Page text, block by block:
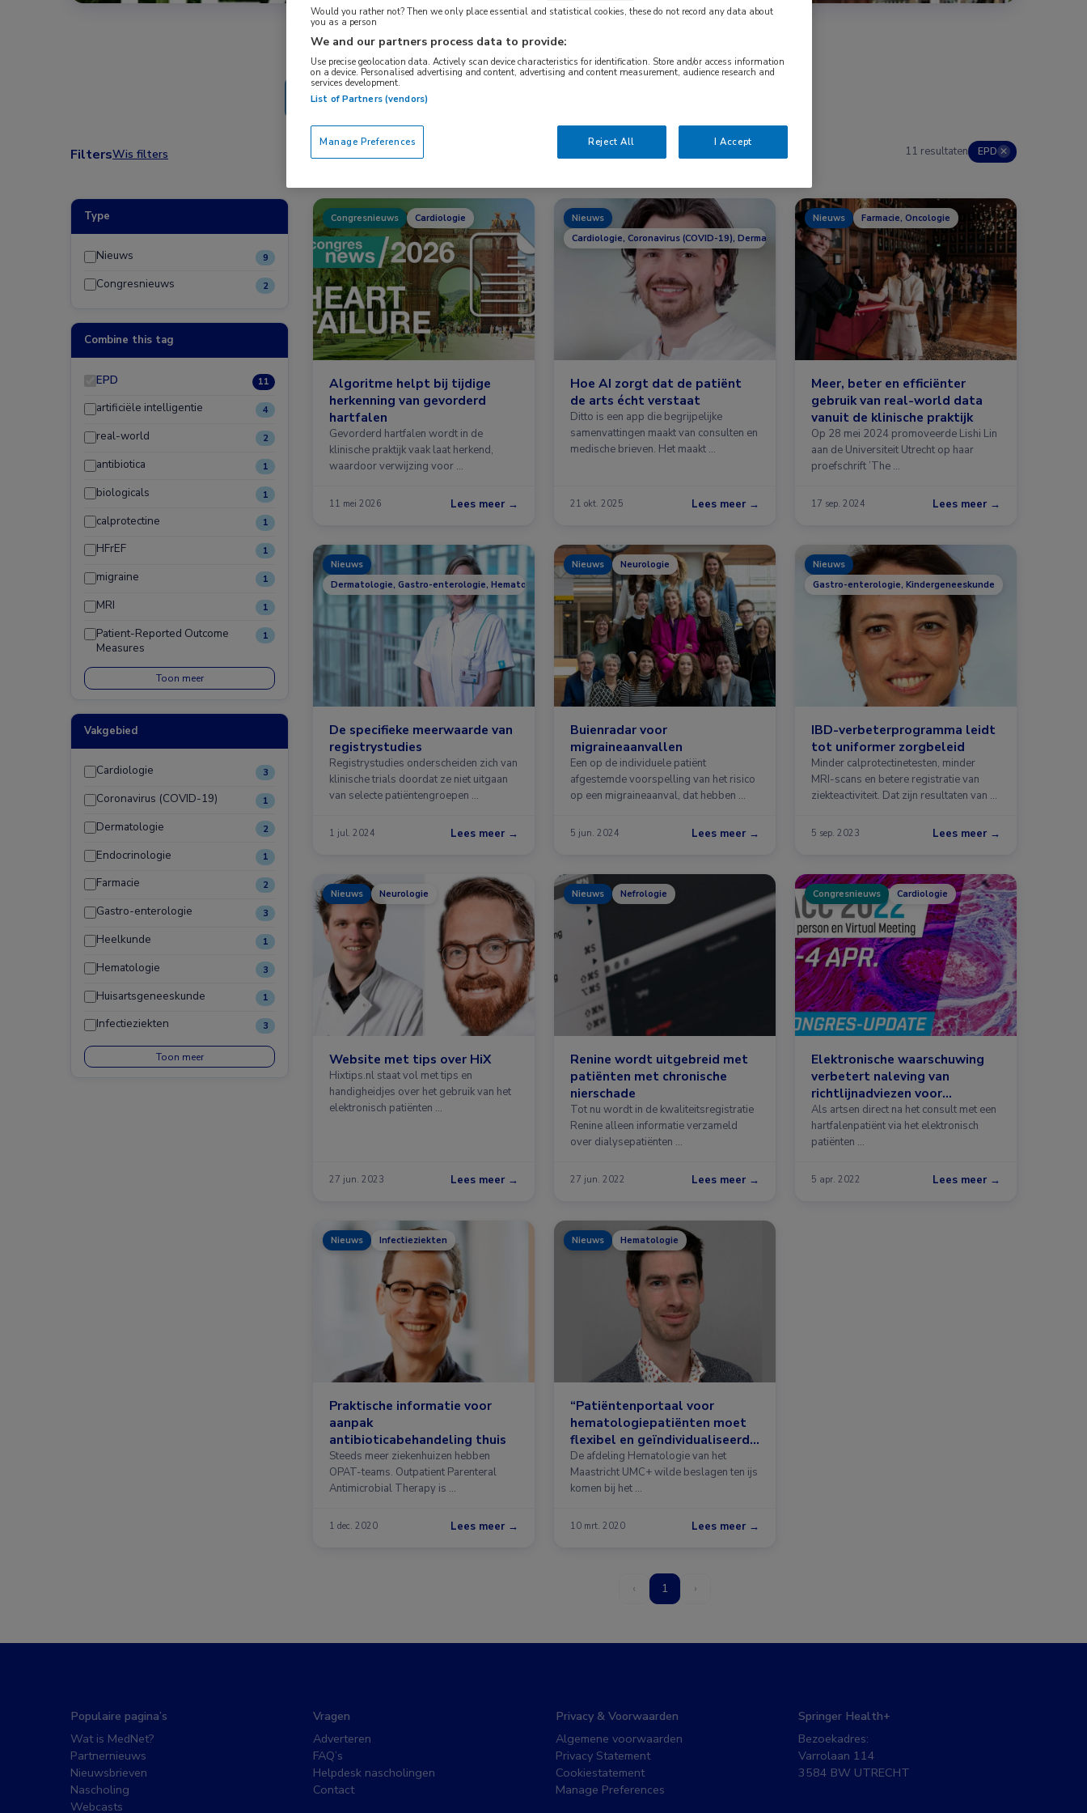
Nascholing
FiltersWis filters 11 resultaten EPD ✕
Type
Nieuws 9
Congresnieuws 2
Combine this tag
EPD 11
artificiële intelligentie 4
real-world 2
antibiotica 1
biologicals 1
calprotectine 1
HFrEF 1
migraine 1
MRI 1
Patient-Reported Outcome
Measures
1
Toon meer
Vakgebied
Cardiologie 3
Coronavirus (COVID-19) 1
Dermatologie 2
Endocrinologie 1
Farmacie 2
Gastro-enterologie 3
Heelkunde 1
Hematologie 3
Huisartsgeneeskunde 1
Infectieziekten 3
Toon meer
Congresnieuws Cardiologie
Algoritme helpt bij tijdige
herkenning van gevorderd
hartfalen
Gevorderd hartfalen wordt in de
klinische praktijk vaak laat herkend,
waardoor verwijzing voor …
11 mei 2026 Lees meer →
Nieuws
Cardiologie, Coronavirus (COVID-19), Dermatologie, Endocrinologie, Farmacie, Gastro-enterologie, Heelkunde,
Hoe AI zorgt dat de patiënt
de arts écht verstaat
Ditto is een app die begrijpelijke
samenvattingen maakt van consulten en
medische brieven. Het maakt …
21 okt. 2025 Lees meer →
Nieuws Farmacie, Oncologie
Meer, beter en efficiënter
gebruik van real-world data
vanuit de klinische praktijk
Op 28 mei 2024 promoveerde Lishi Lin
aan de Universiteit Utrecht op haar
proefschrift ’The …
17 sep. 2024 Lees meer →
Nieuws
Dermatologie, Gastro-enterologie, Hematologie, Infectieziekten, Longziekten, Nefrologie, Neurologie, Oncologie, Oogheelkunde, Reumatologie
De specifieke meerwaarde van
registrystudies
Registrystudies onderscheiden zich van
klinische trials doordat ze niet uitgaan
van selecte patiëntengroepen …
1 jul. 2024 Lees meer →
Nieuws Neurologie
Buienradar voor
migraineaanvallen
Een op de individuele patiënt
afgestemde voorspelling van het risico
op een migraineaanval, dat hebben …
5 jun. 2024 Lees meer →
Nieuws
Gastro-enterologie, Kindergeneeskunde
IBD-verbeterprogramma leidt
tot uniformer zorgbeleid
Minder calprotectinetesten, minder
MRI-scans en betere registratie van
ziekteactiviteit. Dat zijn resultaten van …
5 sep. 2023 Lees meer →
Nieuws Neurologie
Website met tips over HiX
Hixtips.nl staat vol met tips en
handigheidjes over het gebruik van het
elektronisch patiënten …
27 jun. 2023 Lees meer →
Nieuws Nefrologie
Renine wordt uitgebreid met
patiënten met chronische
nierschade
Tot nu wordt in de kwaliteitsregistratie
Renine alleen informatie verzameld
over dialysepatiënten …
27 jun. 2022 Lees meer →
Congresnieuws Cardiologie
Elektronische waarschuwing
verbetert naleving van
richtlijnadviezen voor
hartfalen
Als artsen direct na het consult met een
hartfalenpatiënt via het elektronisch
patiënten …
5 apr. 2022 Lees meer →
Nieuws Infectieziekten
Praktische informatie voor
aanpak
antibioticabehandeling thuis
Steeds meer ziekenhuizen hebben
OPAT-teams. Outpatient Parenteral
Antimicrobial Therapy is …
1 dec. 2020 Lees meer →
Nieuws Hematologie
“Patiëntenportaal voor
hematologiepatiënten moet
flexibel en geïndividualiseerd
zijn”
De afdeling Hematologie van het
Maastricht UMC+ wilde beslagen ten ijs
komen bij het …
10 mrt. 2020 Lees meer →
‹ 1 ›
Populaire pagina’s
Wat is MedNet?
Partnernieuws
Nieuwsbrieven
Nascholing
Webcasts
Vragen
Adverteren
FAQ’s
Helpdesk nascholingen
Contact
Privacy & Voorwaarden
Algemene voorwaarden
Privacy Statement
Cookiestatement
Manage Preferences
Springer Health+
Bezoekadres:
Varrolaan 114
3584 BW UTRECHT
Would you rather not? Then we only place essential and statistical cookies, these do not record any data about
you as a person
We and our partners process data to provide:
Use precise geolocation data. Actively scan device characteristics for identification. Store and/or access information
on a device. Personalised advertising and content, advertising and content measurement, audience research and
services development.
List of Partners (vendors)
Reject All I Accept
Manage Preferences